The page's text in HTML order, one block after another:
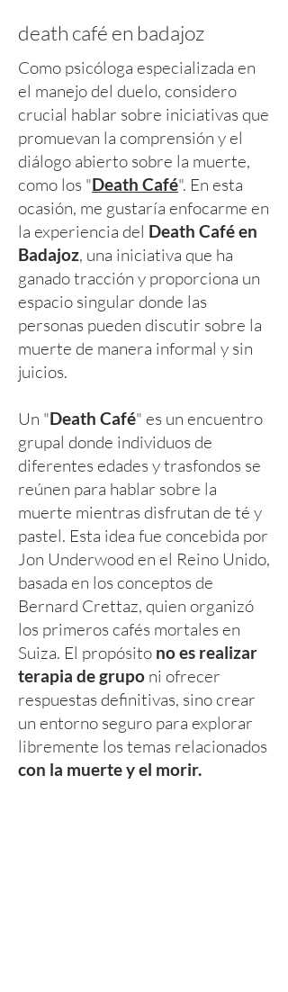
death café en badajoz
Como psicóloga especializada en
el manejo del duelo, considero
crucial hablar sobre iniciativas que
promuevan la comprensión y el
diálogo abierto sobre la muerte,
como los "Death Café". En esta
ocasión, me gustaría enfocarme en
la experiencia del Death Café en
Badajoz, una iniciativa que ha
ganado tracción y proporciona un
espacio singular donde las
personas pueden discutir sobre la
muerte de manera informal y sin
juicios.
Un "Death Café" es un encuentro
grupal donde individuos de
diferentes edades y trasfondos se
reúnen para hablar sobre la
muerte mientras disfrutan de té y
pastel. Esta idea fue concebida por
Jon Underwood en el Reino Unido,
basada en los conceptos de
Bernard Crettaz, quien organizó
los primeros cafés mortales en
Suiza. El propósito no es realizar
terapia de grupo ni ofrecer
respuestas definitivas, sino crear
un entorno seguro para explorar
libremente los temas relacionados
con la muerte y el morir.